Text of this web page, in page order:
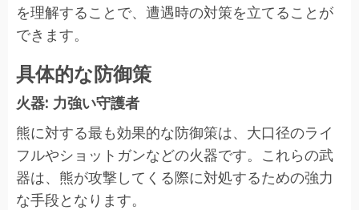
を理解することで、遭遇時の対策を立てることが
できます。
具体的な防御策
火器: 力強い守護者
熊に対する最も効果的な防御策は、大口径のライ
フルやショットガンなどの火器です。これらの武
器は、熊が攻撃してくる際に対処するための強力
な手段となります。